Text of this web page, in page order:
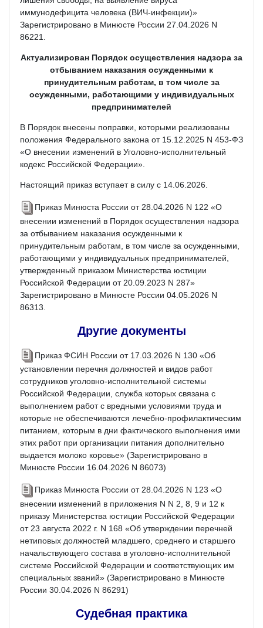
иммунодефицита человека (ВИЧ-инфекции)»
Зарегистрировано в Минюсте России 27.04.2026 N
86221.
Актуализирован Порядок осуществления надзора за
отбыванием наказания осужденными к
принудительным работам, в том числе за
осужденными, работающими у индивидуальных
предпринимателей
В Порядок внесены поправки, которыми реализованы
положения Федерального закона от 15.12.2025 N 453-ФЗ
«О внесении изменений в Уголовно-исполнительный
кодекс Российской Федерации».
Настоящий приказ вступает в силу с 14.06.2026.
Приказ Минюста России от 28.04.2026 N 122 «О
внесении изменений в Порядок осуществления надзора
за отбыванием наказания осужденными к
принудительным работам, в том числе за осужденными,
работающими у индивидуальных предпринимателей,
утвержденный приказом Министерства юстиции
Российской Федерации от 20.09.2023 N 287»
Зарегистрировано в Минюсте России 04.05.2026 N
86313.
Другие документы
Приказ ФСИН России от 17.03.2026 N 130 «Об
установлении перечня должностей и видов работ
сотрудников уголовно-исполнительной системы
Российской Федерации, служба которых связана с
выполнением работ с вредными условиями труда и
которые не обеспечиваются лечебно-профилактическим
питанием, которым в дни фактического выполнения ими
этих работ при организации питания дополнительно
выдается молоко коровье» (Зарегистрировано в
Минюсте России 16.04.2026 N 86073)
Приказ Минюста России от 28.04.2026 N 123 «О
внесении изменений в приложения N N 2, 8, 9 и 12 к
приказу Министерства юстиции Российской Федерации
от 23 августа 2022 г. N 168 «Об утверждении перечней
нетиповых должностей младшего, среднего и старшего
начальствующего состава в уголовно-исполнительной
системе Российской Федерации и соответствующих им
специальных званий» (Зарегистрировано в Минюсте
России 30.04.2026 N 86291)
Судебная практика